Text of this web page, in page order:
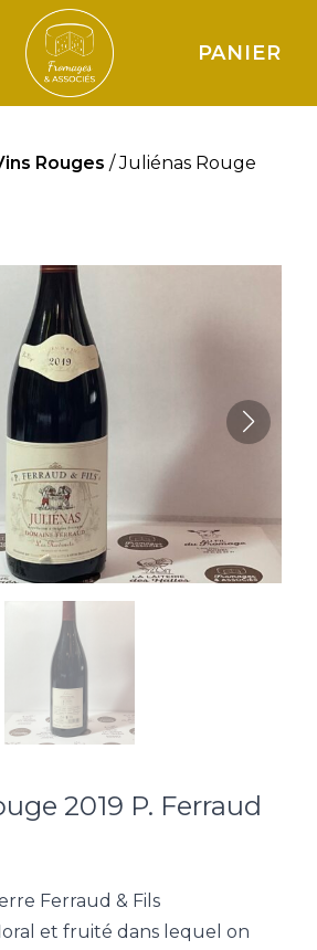
menu principal PANIER
Rouges / Juliénas Rouge
2019 P. Ferraud
Ferraud & Fils
et fruité dans lequel on